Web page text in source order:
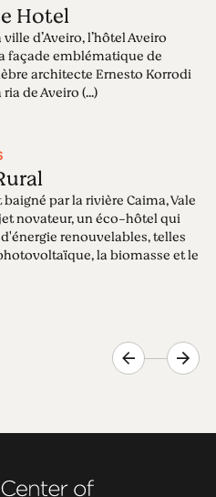
Hotel
d’Aveiro, l’hôtel Aveiro
façade emblématique de
architecte Ernesto Korrodi
de Aveiro (...)
par la rivière Caima, Vale
novateur, un éco-hôtel qui
renouvelables, telles
la biomasse et le